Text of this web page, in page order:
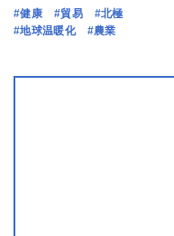
#健康 #貿易
#北極
#地球温暖化
#農業